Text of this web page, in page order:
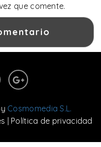
que comente.
Cosmomedia S.L.
| Política de privacidad